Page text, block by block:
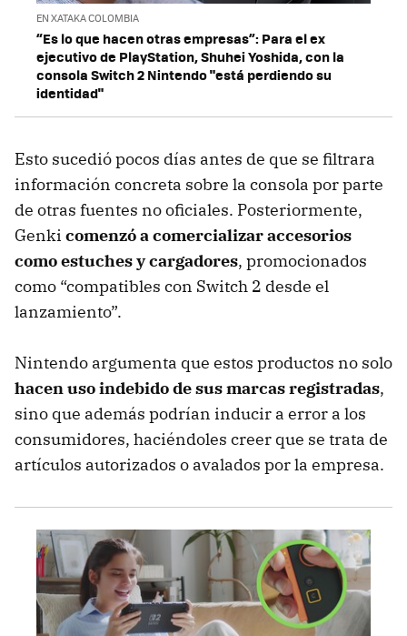
EN XATAKA COLOMBIA
“Es lo que hacen otras empresas”: Para el ex
ejecutivo de PlayStation, Shuhei Yoshida, con la
consola Switch 2 Nintendo "está perdiendo su
identidad"
Esto sucedió pocos días antes de que se filtrara
información concreta sobre la consola por parte
de otras fuentes no oficiales. Posteriormente,
Genki comenzó a comercializar accesorios
como estuches y cargadores, promocionados
como “compatibles con Switch 2 desde el
lanzamiento”.
Nintendo argumenta que estos productos no solo
hacen uso indebido de sus marcas registradas,
sino que además podrían inducir a error a los
consumidores, haciéndoles creer que se trata de
artículos autorizados o avalados por la empresa.